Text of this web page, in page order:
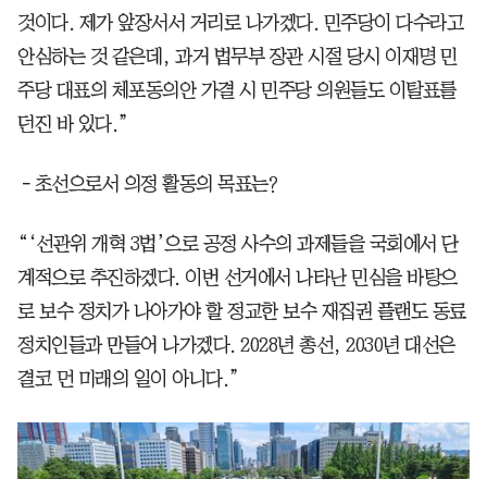
것이다. 제가 앞장서서 거리로 나가겠다. 민주당이 다수라고
안심하는 것 같은데, 과거 법무부 장관 시절 당시 이재명 민
주당 대표의 체포동의안 가결 시 민주당 의원들도 이탈표를
던진 바 있다.”
－초선으로서 의정 활동의 목표는?
“‘선관위 개혁 3법’으로 공정 사수의 과제들을 국회에서 단
계적으로 추진하겠다. 이번 선거에서 나타난 민심을 바탕으
로 보수 정치가 나아가야 할 정교한 보수 재집권 플랜도 동료
정치인들과 만들어 나가겠다. 2028년 총선, 2030년 대선은
결코 먼 미래의 일이 아니다.”